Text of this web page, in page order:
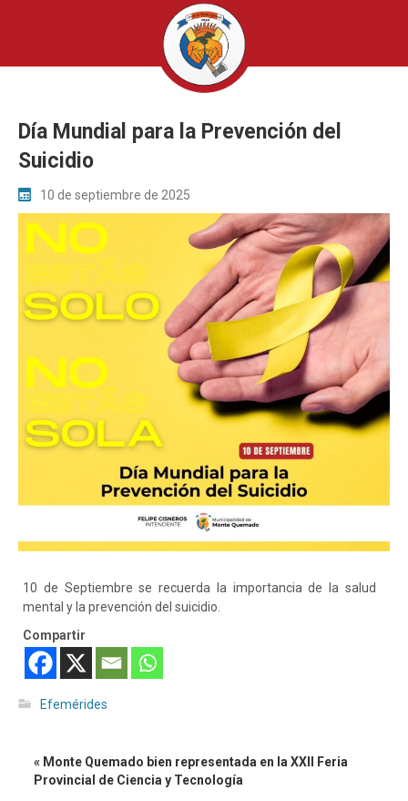
Día Mundial para la Prevención del
Suicidio
10 de septiembre de 2025
10 de Septiembre se recuerda la importancia de la salud
mental y la prevención del suicidio.
Compartir
Efemérides
« Monte Quemado bien representada en la XXII Feria
Provincial de Ciencia y Tecnología